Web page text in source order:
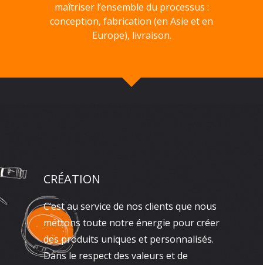
maîtriser l’ensemble du processus :
conception, fabrication (en Asie et en
Europe), livraison.
CRÉATION
C’est au service de nos clients que nous
mettons toute notre énergie pour créer
des produits uniques et personnalisés.
Dans le respect des valeurs et de